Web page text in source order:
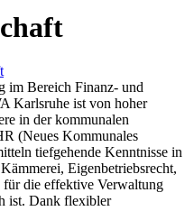
im Bereich Finanz- und
Karlsruhe ist von hoher
in der kommunalen
(Neues Kommunales
tiefgehende Kenntnisse in
Eigenbetriebsrecht,
die effektive Verwaltung
ist. Dank flexibler